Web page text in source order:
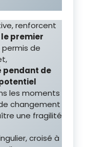
renforcent
premier
de
pendant de
les moments
changement
une fragilité
croisé à